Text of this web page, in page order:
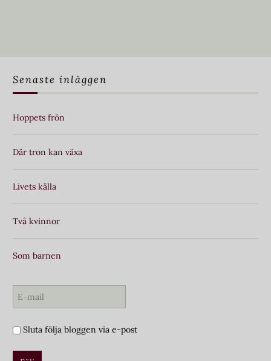
Senaste inläggen
Hoppets frön
Där tron kan växa
Livets källa
Två kvinnor
Som barnen
Sluta följa bloggen via e-post